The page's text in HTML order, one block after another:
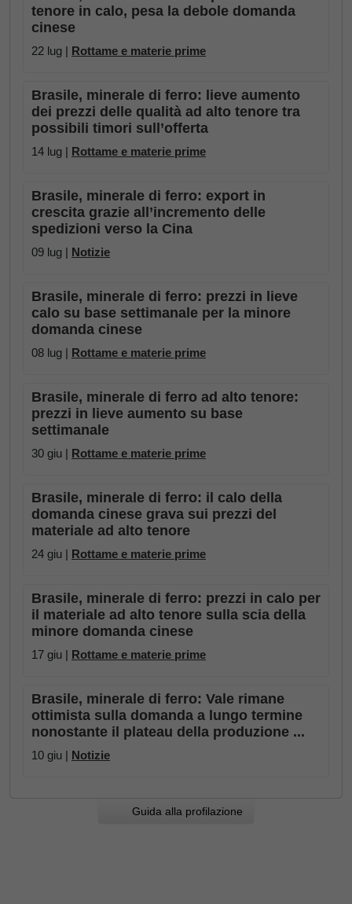
tenore in calo, pesa la debole domanda
cinese
22 lug | Rottame e materie prime
Brasile, minerale di ferro: lieve aumento
dei prezzi delle qualità ad alto tenore tra
possibili timori sull’offerta
14 lug | Rottame e materie prime
Brasile, minerale di ferro: export in
crescita grazie all’incremento delle
spedizioni verso la Cina
09 lug | Notizie
Brasile, minerale di ferro: prezzi in lieve
calo su base settimanale per la minore
domanda cinese
08 lug | Rottame e materie prime
Brasile, minerale di ferro ad alto tenore:
prezzi in lieve aumento su base
settimanale
30 giu | Rottame e materie prime
Brasile, minerale di ferro: il calo della
domanda cinese grava sui prezzi del
materiale ad alto tenore
24 giu | Rottame e materie prime
Brasile, minerale di ferro: prezzi in calo per
il materiale ad alto tenore sulla scia della
minore domanda cinese
17 giu | Rottame e materie prime
Brasile, minerale di ferro: Vale rimane
ottimista sulla domanda a lungo termine
nonostante il plateau della produzione ...
10 giu | Notizie
Guida alla profilazione